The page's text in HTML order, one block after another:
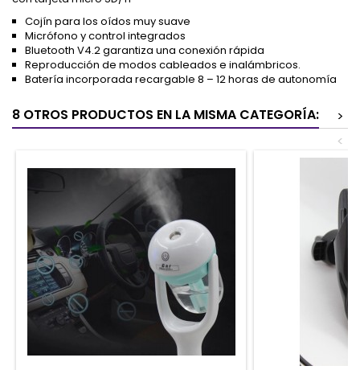
Cojín para los oídos muy suave
Micrófono y control integrados
Bluetooth V4.2 garantiza una conexión rápida
Reproducción de modos cableados e inalámbricos.
Batería incorporada recargable 8 – 12 horas de autonomía
8 OTROS PRODUCTOS EN LA MISMA CATEGORÍA:
>
<